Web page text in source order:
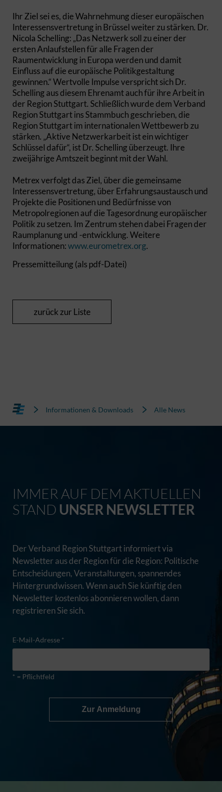
Ihr Ziel sei es, die Wahrnehmung dieser europäischen
Interessensvertretung in Brüssel weiter zu stärken. Dr.
Nicola Schelling: „Das Netzwerk soll zu einer der
ersten Anlaufstellen für alle Fragen der
Raumentwicklung in Europa werden und damit
Einfluss auf die europäische Politikgestaltung
gewinnen.“ Wertvolle Impulse verspricht sich Dr.
Schelling aus diesem Ehrenamt auch für ihre Arbeit in
der Region Stuttgart. Schließlich wurde dem Verband
Region Stuttgart ins Stammbuch geschrieben, die
Region Stuttgart im internationalen Wettbewerb zu
stärken. „Aktive Netzwerkarbeit ist ein wichtiger
Schlüssel dafür“, ist Dr. Schelling überzeugt. Ihre
zweijährige Amtszeit beginnt mit der Wahl.
Metrex verfolgt das Ziel, über die gemeinsame
Interessensvertretung, über Erfahrungsaustausch und
Projekte die Positionen und Bedürfnisse von
Metropolregionen auf die Tagesordnung europäischer
Politik zu setzen. Im Zentrum stehen dabei Fragen der
Raumplanung und -entwicklung. Weitere
Informationen:www.eurometrex.org.
Pressemitteilung (als pdf-Datei)
zurück zur Liste
Informationen & Downloads Alle News
IMMER AUF DEM AKTUELLEN
STAND UNSER NEWSLETTER
Der Verband Region Stuttgart informiert via
Newsletter aus der Region für die Region: Politische
Entscheidungen, Veranstaltungen, spannendes
Hintergrundwissen. Wenn auch Sie künftig den
Newsletter kostenlos abonnieren wollen, dann
registrieren Sie sich.
E-Mail-Adresse *
* = Pflichtfeld
Zur Anmeldung